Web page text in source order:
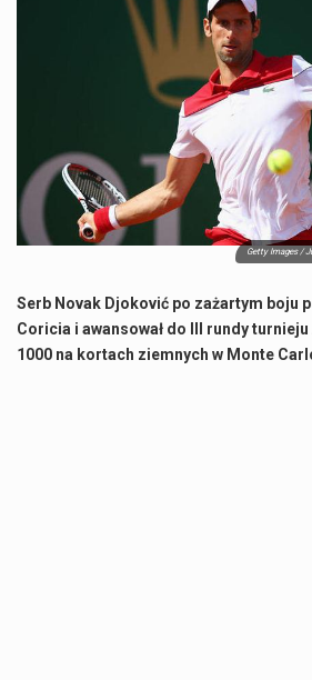
Getty Images /
Serb Novak Djoković po zażartym boju
Coricia i awansował do III rundy
1000 na kortach ziemnych w Monte